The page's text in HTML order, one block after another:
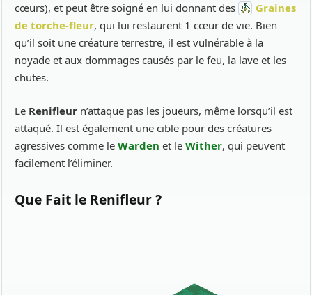
cœurs), et peut être soigné en lui donnant des
Graines
de torche-fleur, qui lui restaurent 1 cœur de vie. Bien
qu’il soit une créature terrestre, il est vulnérable à la
noyade et aux dommages causés par le feu, la lave et les
chutes.
Le Renifleur n’attaque pas les joueurs, même lorsqu’il est
attaqué. Il est également une cible pour des créatures
agressives comme le Warden et le Wither, qui peuvent
facilement l’éliminer.
Que Fait le Renifleur ?